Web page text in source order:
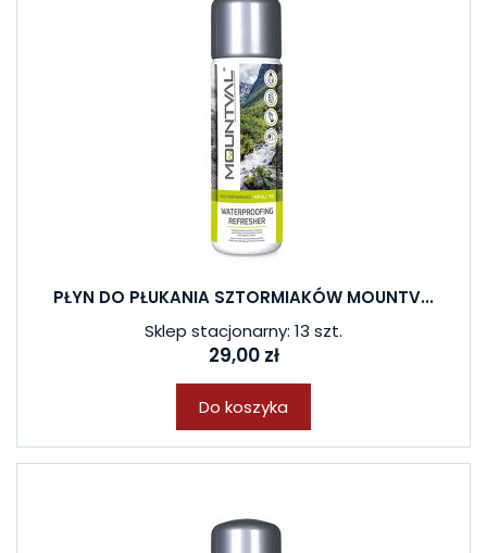
PŁYN DO PŁUKANIA SZTORMIAKÓW MOUNTV...
Sklep stacjonarny: 13 szt.
29,00 zł
Do koszyka